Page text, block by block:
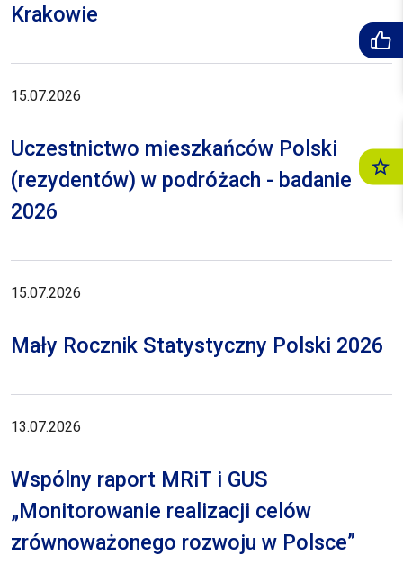
Krakowie
15.07.2026
Uczestnictwo mieszkańców Polski
(rezydentów) w podróżach - badanie
2026
15.07.2026
Mały Rocznik Statystyczny Polski 2026
13.07.2026
Wspólny raport MRiT i GUS
„Monitorowanie realizacji celów
zrównoważonego rozwoju w Polsce”